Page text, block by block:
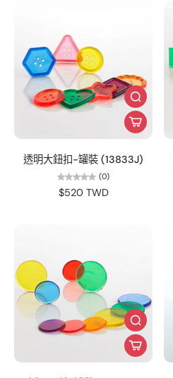
透明大鈕扣-罐裝 (13833J)
(0)
$520 TWD